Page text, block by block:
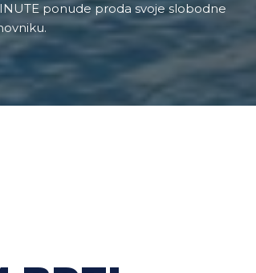
ponude proda svoje slobodne